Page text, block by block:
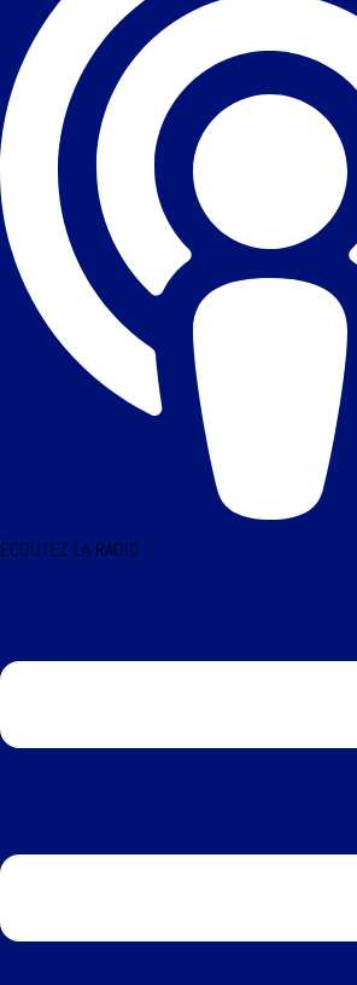
ÉCOUTEZ LA RADIO